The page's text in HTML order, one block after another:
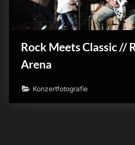
Rock Meets Classic //
Arena
Konzertfotografie